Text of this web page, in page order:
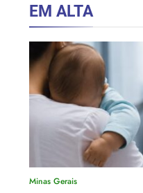
EM ALTA
Minas Gerais